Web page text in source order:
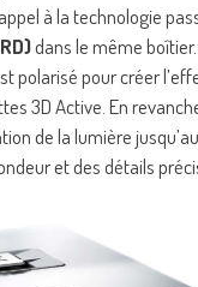
à la technologie
dans le même
polarisé pour créer
3D Active. En
de la lumière
et des détails